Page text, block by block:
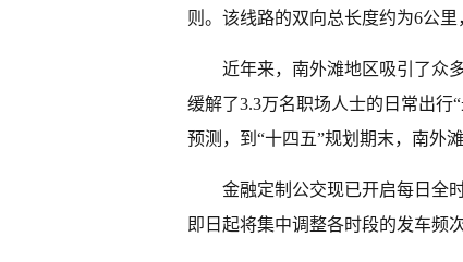
则。该线路的双向总长度约为6公
近年来，南外滩地区吸引了众
缓解了3.3万名职场人士的日常出行
预测，到“十四五”规划期末，南外
金融定制公交现已开启每日全
即日起将集中调整各时段的发车频